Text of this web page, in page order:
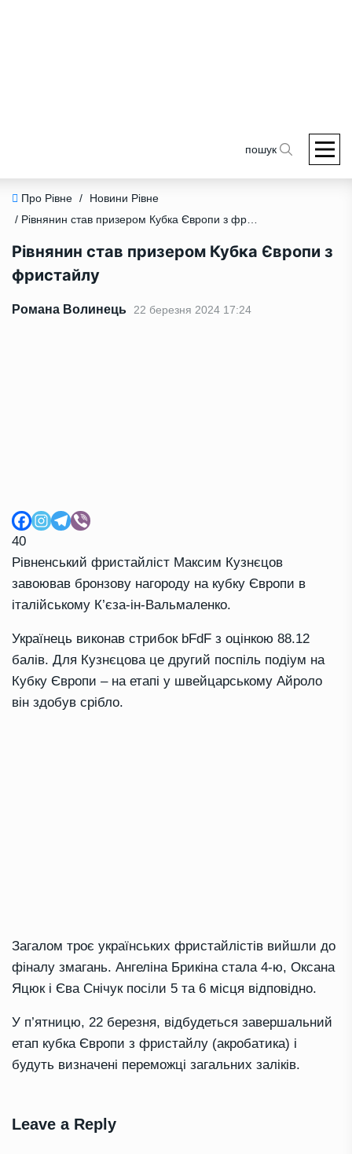
пошук
Про Рівне /
Новини Рівне
/ Рівнянин став призером Кубка Європи з фристайлу
Рівнянин став призером Кубка Європи з
фристайлу
Романа Волинець 22 березня 2024 17:24
40
Рівненський фристайліст Максим Кузнєцов
завоював бронзову нагороду на кубку Європи в
італійському К’єза-ін-Вальмаленко.
Українець виконав стрибок bFdF з оцінкою 88.12
балів. Для Кузнєцова це другий поспіль подіум на
Кубку Європи – на етапі у швейцарському Айроло
він здобув срібло.
Загалом троє українських фристайлістів вийшли до
фіналу змагань. Ангеліна Брикіна стала 4-ю, Оксана
Яцюк і Єва Снічук посіли 5 та 6 місця відповідно.
У п’ятницю, 22 березня, відбудеться завершальний
етап кубка Європи з фристайлу (акробатика) і
будуть визначені переможці загальних заліків.
Leave a Reply